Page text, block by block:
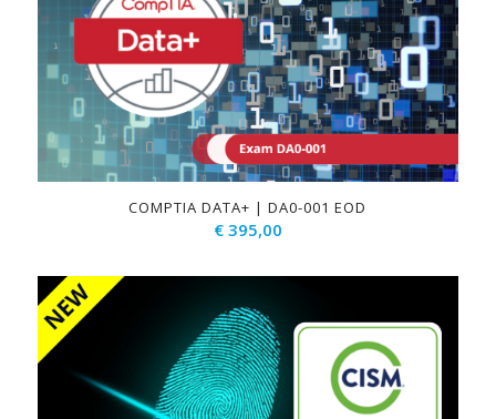
COMPTIA DATA+ | DA0-001 EOD
€395,00